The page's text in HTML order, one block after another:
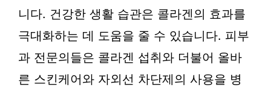
니다. 건강한 생활 습관은 콜라겐의 효과를
극대화하는 데 도움을 줄 수 있습니다. 피부
과 전문의들은 콜라겐 섭취와 더불어 올바
른 스킨케어와 자외선 차단제의 사용을 병